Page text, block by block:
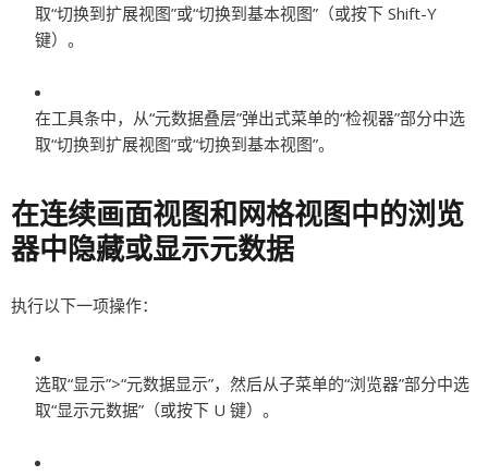
取“切换到扩展视图”或“切换到基本视图”（或按下 Shift-Y
键）。
在工具条中，从“元数据叠层”弹出式菜单的“检视器”部分中选
取“切换到扩展视图”或“切换到基本视图”。
在连续画面视图和网格视图中的浏览
器中隐藏或显示元数据
执行以下一项操作：
选取“显示”>“元数据显示”，然后从子菜单的“浏览器”部分中选
取“显示元数据”（或按下 U 键）。